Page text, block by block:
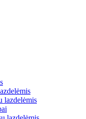
lazdelėmis